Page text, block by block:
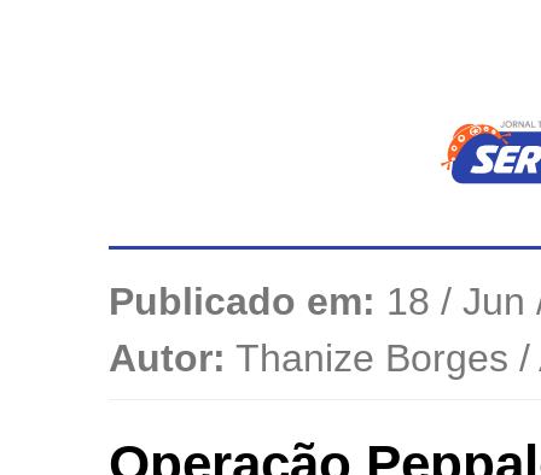
Publicado em: 18 / Jun
Autor: Thanize Borges /